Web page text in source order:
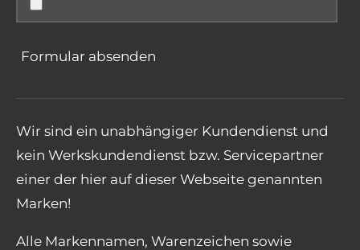
Formular absenden
Wir sind ein unabhängiger Kundendienst und
kein Werkskundendienst bzw. Servicepartner
einer der hier auf dieser Webseite genannten
Marken!
Alle Markennamen, Warenzeichen sowie